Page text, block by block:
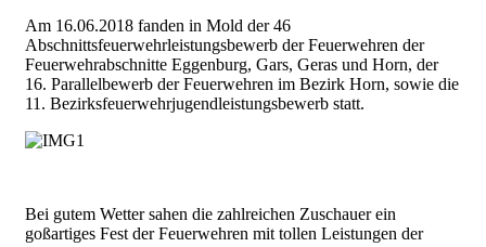
Am 16.06.2018 fanden in Mold der 46
Abschnittsfeuerwehrleistungsbewerb der Feuerwehren der
Feuerwehrabschnitte Eggenburg, Gars, Geras und Horn, der
16. Parallelbewerb der Feuerwehren im Bezirk Horn, sowie die
11. Bezirksfeuerwehrjugendleistungsbewerb statt.
Bei gutem Wetter sahen die zahlreichen Zuschauer ein
goßartiges Fest der Feuerwehren mit tollen Leistungen der